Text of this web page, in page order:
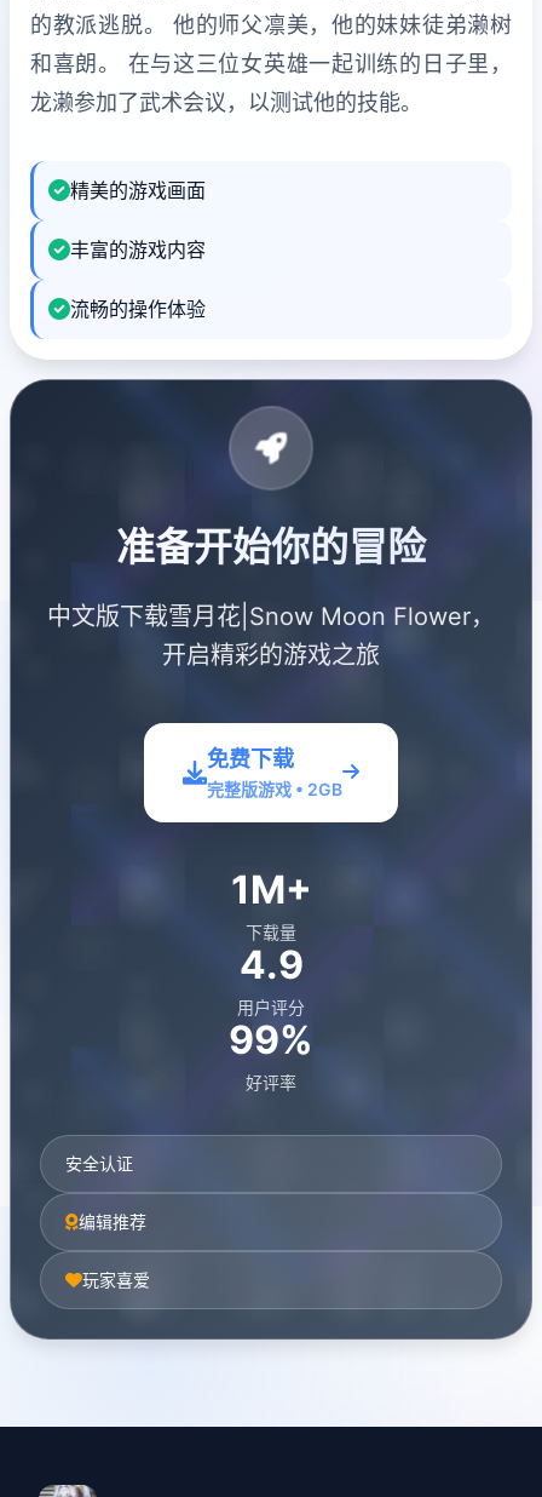
的教派逃脱。 他的师父凛美，他的妹妹徒弟濑树
和喜朗。 在与这三位女英雄一起训练的日子里，
龙濑参加了武术会议，以测试他的技能。
精美的游戏画面
丰富的游戏内容
流畅的操作体验
准备开始你的冒险
中文版下载雪月花|Snow Moon Flower，
开启精彩的游戏之旅
免费下载
完整版游戏 • 2GB
1M+
下载量
4.9
用户评分
99%
好评率
安全认证
编辑推荐
玩家喜爱